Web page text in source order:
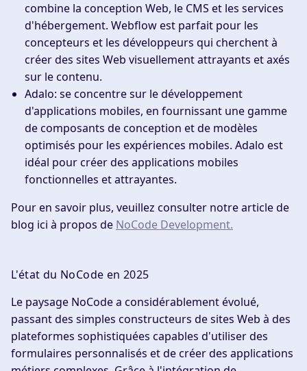
combine la conception Web, le CMS et les services
d'hébergement. Webflow est parfait pour les
concepteurs et les développeurs qui cherchent à
créer des sites Web visuellement attrayants et axés
sur le contenu.
Adalo: se concentre sur le développement
d'applications mobiles, en fournissant une gamme
de composants de conception et de modèles
optimisés pour les expériences mobiles. Adalo est
idéal pour créer des applications mobiles
fonctionnelles et attrayantes.
Pour en savoir plus, veuillez consulter notre article de
blog ici à propos de NoCode Development.
L'état du NoCode en 2025
Le paysage NoCode a considérablement évolué,
passant des simples constructeurs de sites Web à des
plateformes sophistiquées capables d'utiliser des
formulaires personnalisés et de créer des applications